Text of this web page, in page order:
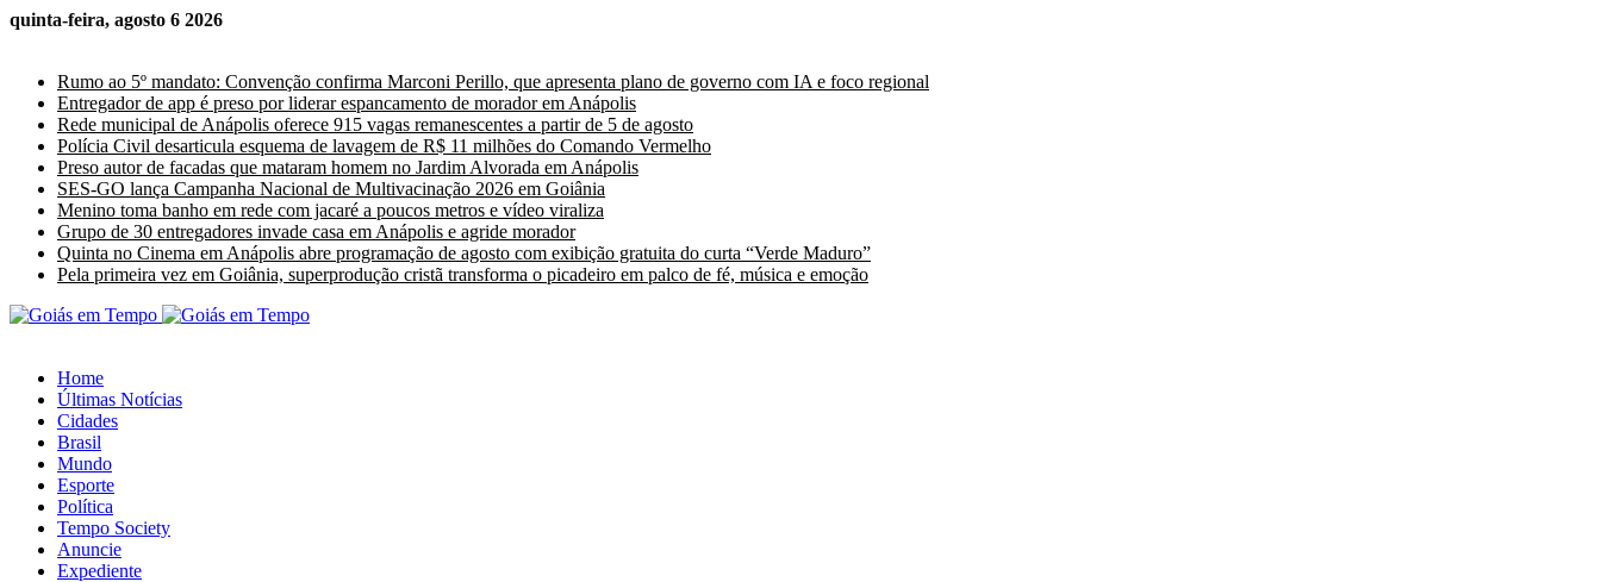
quinta-feira, agosto 6 2026
Rumo ao 5º mandato: Convenção confirma Marconi Perillo, que apresenta plano de governo com IA e foco regional
Entregador de app é preso por liderar espancamento de morador em Anápolis
Rede municipal de Anápolis oferece 915 vagas remanescentes a partir de 5 de agosto
Polícia Civil desarticula esquema de lavagem de R$ 11 milhões do Comando Vermelho
Preso autor de facadas que mataram homem no Jardim Alvorada em Anápolis
SES-GO lança Campanha Nacional de Multivacinação 2026 em Goiânia
Menino toma banho em rede com jacaré a poucos metros e vídeo viraliza
Grupo de 30 entregadores invade casa em Anápolis e agride morador
Quinta no Cinema em Anápolis abre programação de agosto com exibição gratuita do curta “Verde Maduro”
Pela primeira vez em Goiânia, superprodução cristã transforma o picadeiro em palco de fé, música e emoção
Home
Últimas Notícias
Cidades
Brasil
Mundo
Esporte
Política
Tempo Society
Anuncie
Expediente